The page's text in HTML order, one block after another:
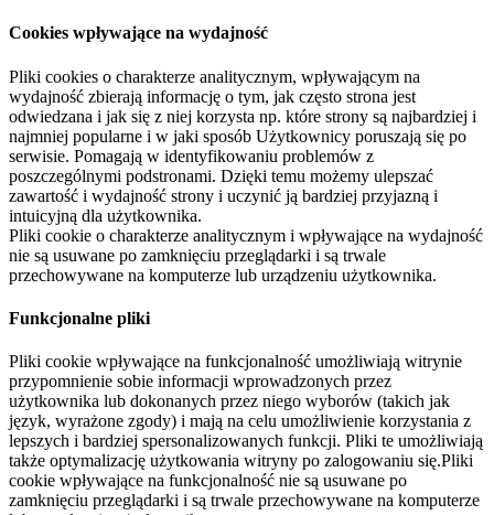
Cookies wpływające na wydajność
Pliki cookies o charakterze analitycznym, wpływającym na
wydajność zbierają informację o tym, jak często strona jest
odwiedzana i jak się z niej korzysta np. które strony są najbardziej i
najmniej popularne i w jaki sposób Użytkownicy poruszają się po
serwisie. Pomagają w identyfikowaniu problemów z
poszczególnymi podstronami. Dzięki temu możemy ulepszać
zawartość i wydajność strony i uczynić ją bardziej przyjazną i
intuicyjną dla użytkownika.
Pliki cookie o charakterze analitycznym i wpływające na wydajność
nie są usuwane po zamknięciu przeglądarki i są trwale
przechowywane na komputerze lub urządzeniu użytkownika.
Funkcjonalne pliki
Pliki cookie wpływające na funkcjonalność umożliwiają witrynie
przypomnienie sobie informacji wprowadzonych przez
użytkownika lub dokonanych przez niego wyborów (takich jak
język, wyrażone zgody) i mają na celu umożliwienie korzystania z
lepszych i bardziej spersonalizowanych funkcji. Pliki te umożliwiają
także optymalizację użytkowania witryny po zalogowaniu się.Pliki
cookie wpływające na funkcjonalność nie są usuwane po
zamknięciu przeglądarki i są trwale przechowywane na komputerze